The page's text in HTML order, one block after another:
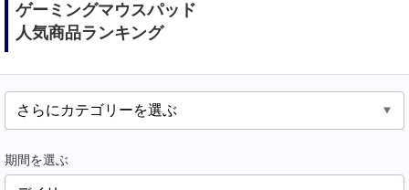
ゲーミングマウスパッド
人気商品ランキング
期間を選ぶ